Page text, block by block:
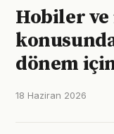
Hobiler
dönem
18 Haziran 2026